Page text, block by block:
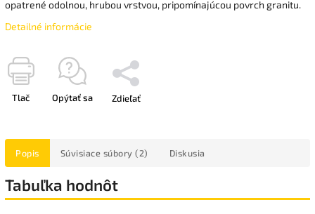
opatrené odolnou, hrubou vrstvou, pripomínajúcou povrch granitu.
Detailné informácie
Tlač Opýtať sa Zdieľať
Popis Súvisiace súbory (2) Diskusia
Tabuľka hodnôt